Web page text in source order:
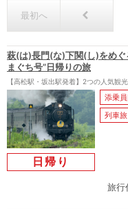
最初へ
萩(は)長門(な)下関(し)をめぐ
まぐち号”日帰りの旅
【高松駅・坂出駅発着】2つの人気観
添乗
列車旅
日帰り
旅行